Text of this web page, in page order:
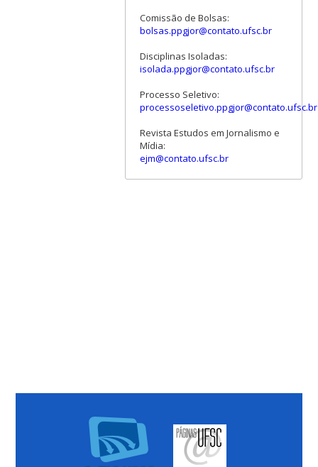
Comissão de Bolsas:
bolsas.ppgjor@contato.ufsc.br
Disciplinas Isoladas:
isolada.ppgjor@contato.ufsc.br
Processo Seletivo:
processoseletivo.ppgjor@contato.ufsc.br
Revista Estudos em Jornalismo e
Mídia:
ejm@contato.ufsc.br